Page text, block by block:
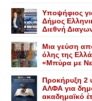
Yποψήφιος
Δήμος
Διεθνή
Mια γεύση
όλης της
«Μπύρα με
Προκήρυξη 2
ΑΛΦΑ για
ακαδημαϊκό